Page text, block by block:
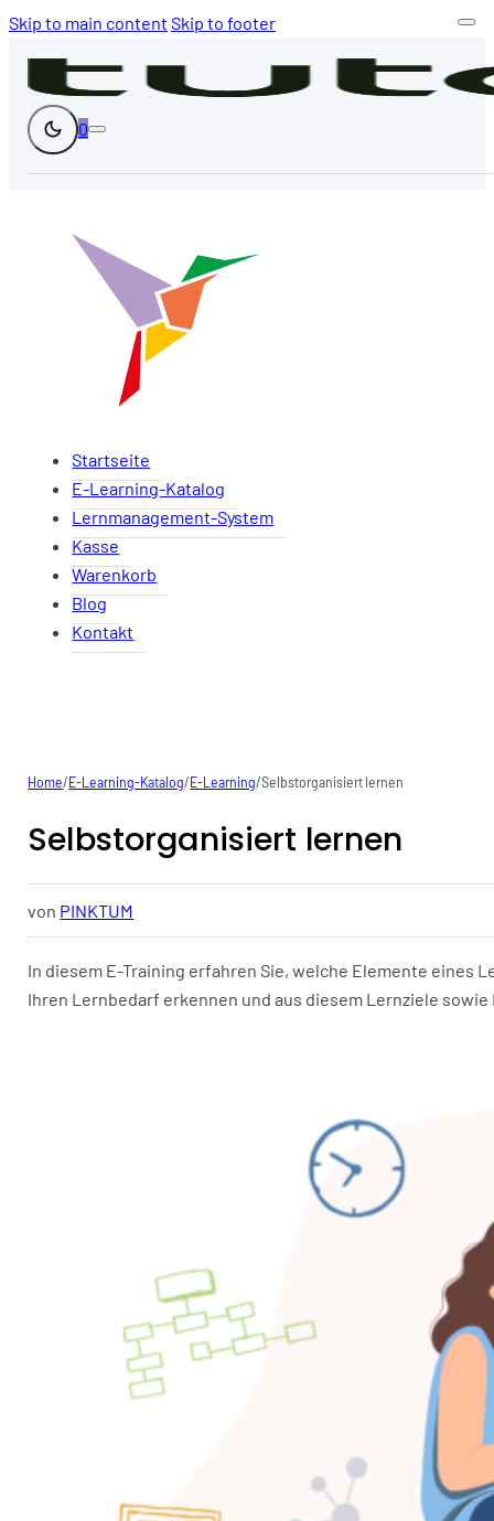
Skip to main content Skip to footer
0
Startseite
E-Learning-Katalog
Lernmanagement-System
Kasse
Warenkorb
Blog
Kontakt
Home/ E-Learning-Katalog/ E-Learning/Selbstorganisiert lernen
Selbstorganisiert lernen
von PINKTUM
In diesem E-Training erfahren Sie, welche Elemente eines
Ihren Lernbedarf erkennen und aus diesem Lernziele